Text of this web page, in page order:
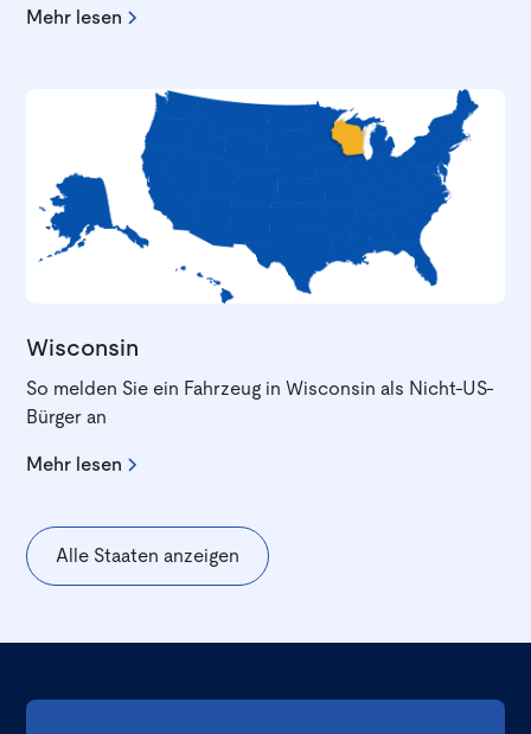
Mehr lesen
Wisconsin
So melden Sie ein Fahrzeug in Wisconsin als Nicht-US-
Bürger an
Mehr lesen
Alle Staaten anzeigen